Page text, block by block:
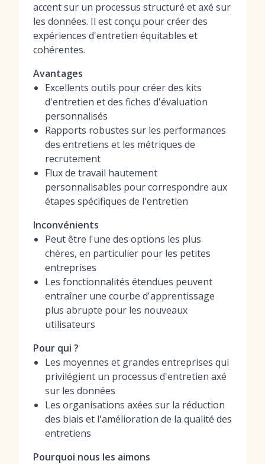
accent sur un processus structuré et axé sur
les données. Il est conçu pour créer des
expériences d'entretien équitables et
cohérentes.
Avantages
Excellents outils pour créer des kits
d'entretien et des fiches d'évaluation
personnalisés
Rapports robustes sur les performances
des entretiens et les métriques de
recrutement
Flux de travail hautement
personnalisables pour correspondre aux
étapes spécifiques de l'entretien
Inconvénients
Peut être l'une des options les plus
chères, en particulier pour les petites
entreprises
Les fonctionnalités étendues peuvent
entraîner une courbe d'apprentissage
plus abrupte pour les nouveaux
utilisateurs
Pour qui ?
Les moyennes et grandes entreprises qui
privilégient un processus d'entretien axé
sur les données
Les organisations axées sur la réduction
des biais et l'amélioration de la qualité des
entretiens
Pourquoi nous les aimons